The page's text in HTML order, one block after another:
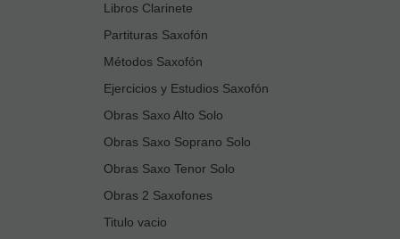
Libros Clarinete
Partituras Saxofón
Métodos Saxofón
Ejercicios y Estudios Saxofón
Obras Saxo Alto Solo
Obras Saxo Soprano Solo
Obras Saxo Tenor Solo
Obras 2 Saxofones
Titulo vacio